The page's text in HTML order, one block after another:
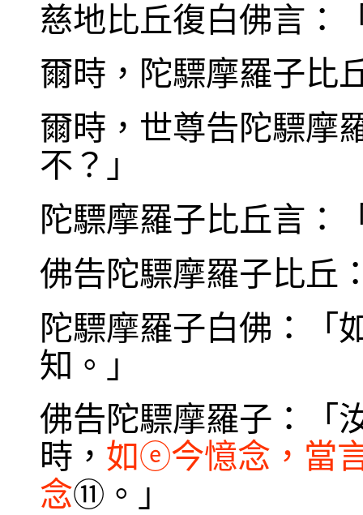
慈地比丘復白佛言：
爾時，陀驃摩羅子比
爾時，世尊告陀驃摩
不？」
陀驃摩羅子比丘言：
佛告陀驃摩羅子比丘
陀驃摩羅子白佛：「
知。」
佛告陀驃摩羅子：「
時， 如ⓔ今憶念，當
念⑪ 。」